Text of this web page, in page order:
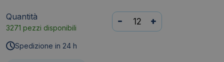
Quantità
3271 pezzi disponibili
Penna
a
- +
Spedizione in 24 h